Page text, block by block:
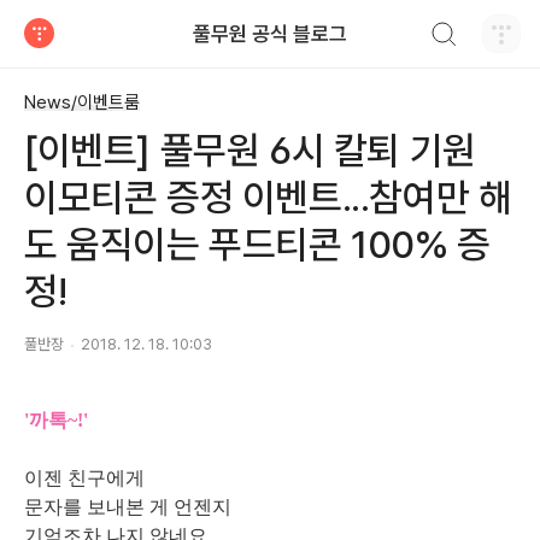
풀무원 공식 블로그
News/이벤트룸
[이벤트] 풀무원 6시 칼퇴 기원
이모티콘 증정 이벤트...참여만 해
도 움직이는 푸드티콘 100% 증
정!
풀반장 2018. 12. 18. 10:03
'까톡~!'
이젠 친구에게
문자를 보내본 게 언젠지
기억조차 나지 않네요.